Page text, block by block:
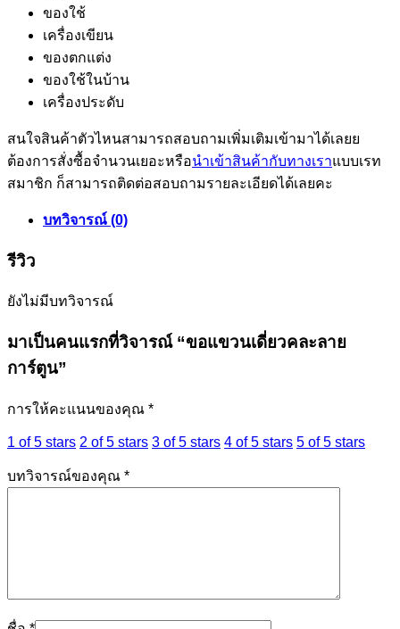
ของใช้
เครื่องเขียน
ของตกแต่ง
ของใช้ในบ้าน
เครื่องประดับ
สนใจสินค้าตัวไหนสามารถสอบถามเพิ่มเติมเข้ามาได้เลยย
ต้องการสั่งซื้อจำนวนเยอะหรือนำเข้าสินค้ากับทางเราแบบเรท
สมาชิก ก็สามารถติดต่อสอบถามรายละเอียดได้เลยคะ
บทวิจารณ์ (0)
รีวิว
ยังไม่มีบทวิจารณ์
มาเป็นคนแรกที่วิจารณ์ “ขอแขวนเดี่ยวคละลาย
การ์ตูน”
การให้คะแนนของคุณ *
1 of 5 stars 2 of 5 stars 3 of 5 stars 4 of 5 stars 5 of 5 stars
บทวิจารณ์ของคุณ *